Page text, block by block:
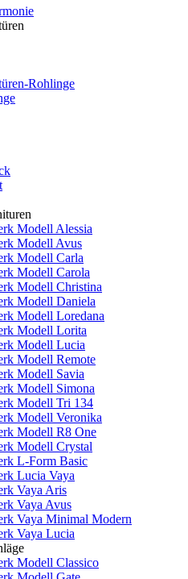
Rohlinge
Modell Alessia
Modell Avus
Modell Carla
Modell Carola
Modell Christina
Modell Daniela
Modell Loredana
Modell Lorita
Modell Lucia
Modell Remote
Modell Savia
Modell Simona
Modell Tri 134
Modell Veronika
Modell R8 One
Modell Crystal
L-Form Basic
Lucia Vaya
Vaya Aris
Vaya Avus
Vaya Minimal Modern
Vaya Lucia
Modell Classico